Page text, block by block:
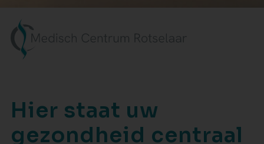
Hier staat uw
gezondheid centraal